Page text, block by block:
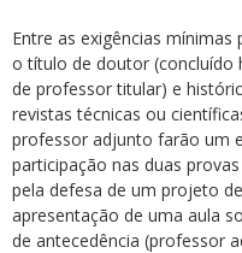
Entre as exigências
o título de doutor (concluído
de professor titular) e
revistas técnicas ou
professor adjunto farão um
participação nas duas
pela defesa de um projeto
apresentação de uma aula
de antecedência (professor